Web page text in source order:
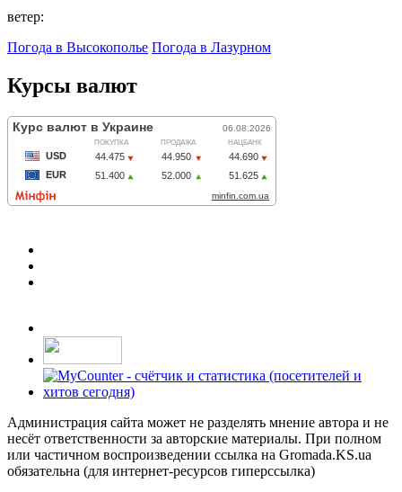
ветер:
Погода в Высокополье Погода в Лазурном
Курсы валют
Администрация сайта может не разделять мнение автора и не
несёт ответственности за авторские материалы. При полном
или частичном воспроизведении ссылка на Gromada.KS.ua
обязательна (для интернет-ресурсов гиперссылка)